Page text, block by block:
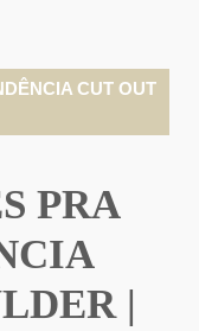
CUT OUT
PRA
|